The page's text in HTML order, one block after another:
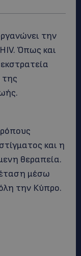
την
Όπως και
και η
θεραπεία.
μέσω
την Κύπρο.